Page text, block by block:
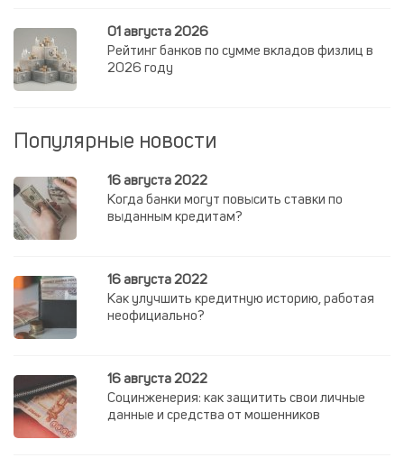
01 августа 2026
Рейтинг банков по сумме вкладов физлиц в
2026 году
Популярные новости
16 августа 2022
Когда банки могут повысить ставки по
выданным кредитам?
16 августа 2022
Как улучшить кредитную историю, работая
неофициально?
16 августа 2022
Социнженерия: как защитить свои личные
данные и средства от мошенников